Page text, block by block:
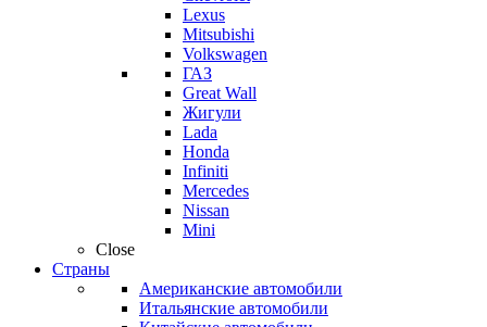
Lexus
Mitsubishi
Volkswagen
ГАЗ
Great Wall
Жигули
Lada
Honda
Infiniti
Mercedes
Nissan
Mini
Close
Страны
Американские автомобили
Итальянские автомобили